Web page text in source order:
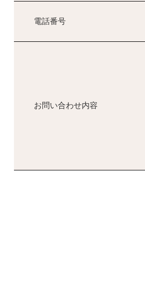
電話番号
お問い合わせ内容